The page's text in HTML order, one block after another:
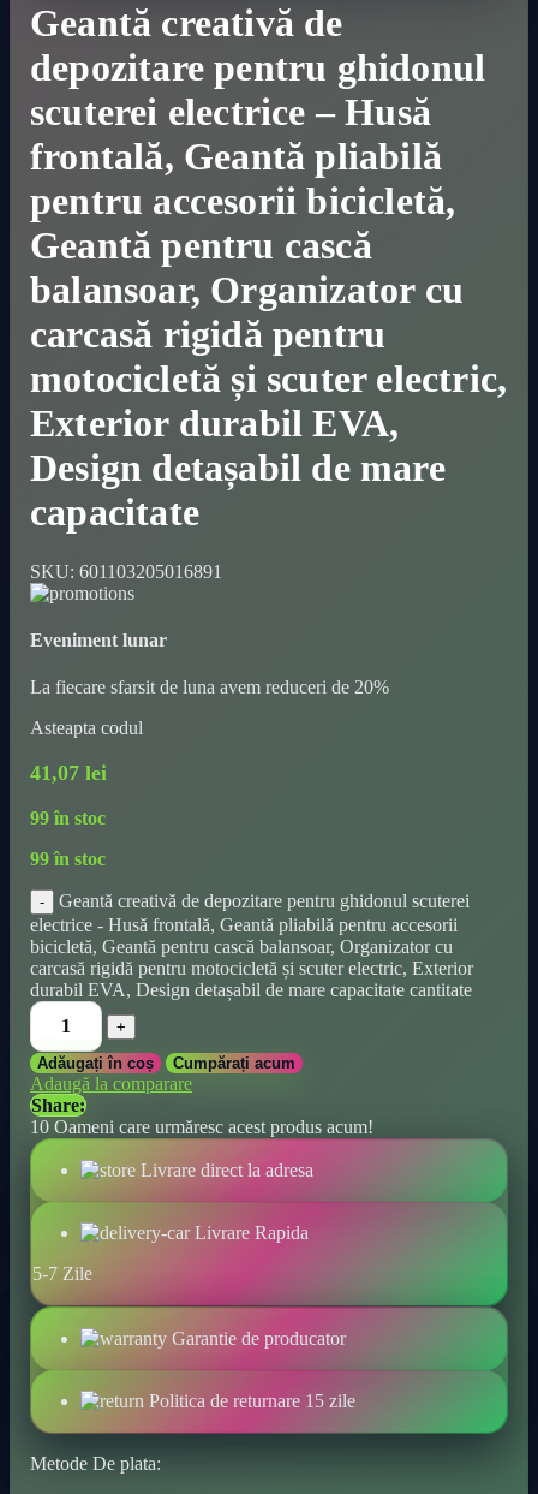
Geantă creativă de
depozitare pentru ghidonul
scuterei electrice – Husă
frontală, Geantă pliabilă
pentru accesorii bicicletă,
Geantă pentru cască
balansoar, Organizator cu
carcasă rigidă pentru
motocicletă și scuter electric,
Exterior durabil EVA,
Design detașabil de mare
capacitate
SKU: 601103205016891
Eveniment lunar
La fiecare sfarsit de luna avem reduceri de 20%
Asteapta codul
41,07 lei
99 în stoc
99 în stoc
Geantă creativă de depozitare pentru ghidonul scuterei
electrice - Husă frontală, Geantă pliabilă pentru accesorii
bicicletă, Geantă pentru cască balansoar, Organizator cu
carcasă rigidă pentru motocicletă și scuter electric, Exterior
durabil EVA, Design detașabil de mare capacitate cantitate
Adăugați în coș Cumpărați acum
Adaugă la comparare
Share:
10 Oameni care urmăresc acest produs acum!
Livrare direct la adresa
Livrare Rapida
5-7 Zile
Garantie de producator
Politica de returnare 15 zile
Metode De plata: